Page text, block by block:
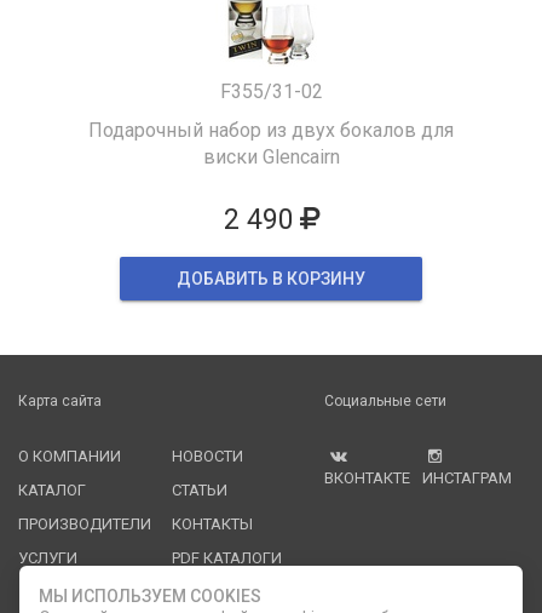
F355/31-02
Подарочный набор из двух бокалов для
виски Glencairn
2 490
ДОБАВИТЬ В КОРЗИНУ
Карта сайта
О КОМПАНИИ
КАТАЛОГ
ПРОИЗВОДИТЕЛИ
УСЛУГИ
НОВОСТИ
СТАТЬИ
КОНТАКТЫ
PDF КАТАЛОГИ
ОПЛАТА И
Социальные сети
ВКОНТАКТЕ ИНСТАГРАМ
МЫ ИСПОЛЬЗУЕМ COOKIES